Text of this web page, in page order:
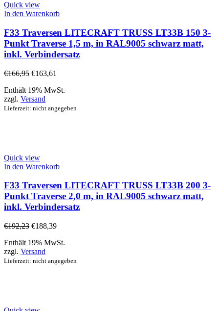
Quick view
In den Warenkorb
F33 Traversen LITECRAFT TRUSS LT33B 150 3-
Punkt Traverse 1,5 m, in RAL9005 schwarz matt,
inkl. Verbindersatz
€166,95 €163,61
Enthält 19% MwSt.
zzgl. Versand
Lieferzeit: nicht angegeben
Quick view
In den Warenkorb
F33 Traversen LITECRAFT TRUSS LT33B 200 3-
Punkt Traverse 2,0 m, in RAL9005 schwarz matt,
inkl. Verbindersatz
€192,23 €188,39
Enthält 19% MwSt.
zzgl. Versand
Lieferzeit: nicht angegeben